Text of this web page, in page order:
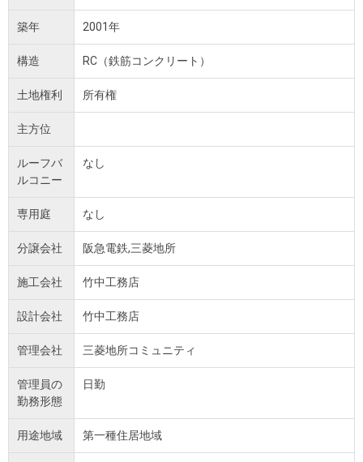
築年 2001年
構造 RC（鉄筋コンクリート）
土地権利 所有権
主方位
ルーフバ
ルコニー
なし
専用庭 なし
分譲会社 阪急電鉄,三菱地所
施工会社 竹中工務店
設計会社 竹中工務店
管理会社 三菱地所コミュニティ
管理員の
勤務形態
日勤
用途地域 第一種住居地域